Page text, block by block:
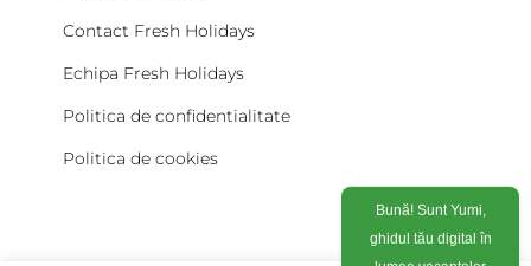
Contact Fresh Holidays
Echipa Fresh Holidays
Politica de confidentialitate
Politica de cookies
Bună! Sunt Yumi,
ghidul tău digital în